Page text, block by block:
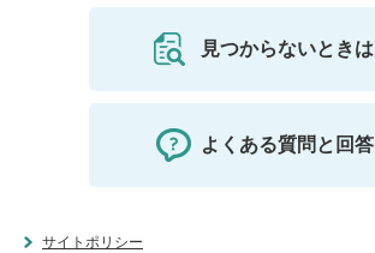
見つからないときは
よくある質問と回答
サイトポリシー